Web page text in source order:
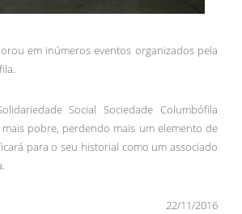
em inúmeros eventos organizados pela
Social Sociedade Columbófila
pobre, perdendo mais um elemento de
para o seu historial como um associado
22/11/2016